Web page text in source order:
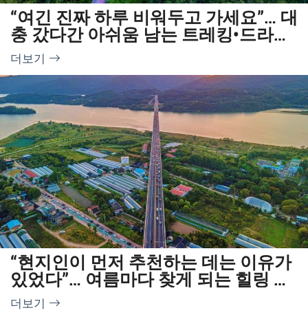
“여긴 진짜 하루 비워두고 가세요”… 대
충 갔다간 아쉬움 남는 트레킹•드라이
브 여행지
더보기
“현지인이 먼저 추천하는 데는 이유가
있었다”… 여름마다 찾게 되는 힐링 드
라이브 코스
더보기